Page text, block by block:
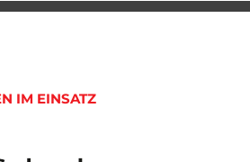
IM EINSATZ